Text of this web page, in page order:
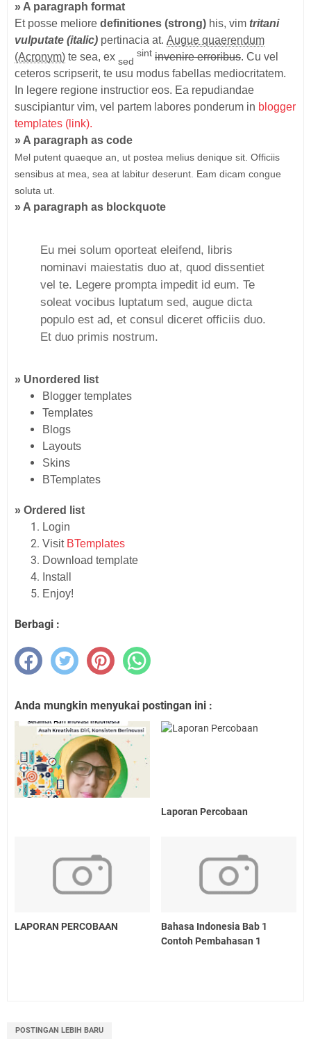
» A paragraph format
Et posse meliore definitiones (strong) his, vim tritani
vulputate (italic) pertinacia at. Augue quaerendum
(Acronym) te sea, ex sed
sint invenire erroribus. Cu vel
ceteros scripserit, te usu modus fabellas mediocritatem.
In legere regione instructior eos. Ea repudiandae
suscipiantur vim, vel partem labores ponderum in blogger
templates (link).
» A paragraph as code
Mel putent quaeque an, ut postea melius denique sit. Officiis
sensibus at mea, sea at labitur deserunt. Eam dicam congue
soluta ut.
» A paragraph as blockquote
Eu mei solum oporteat eleifend, libris
nominavi maiestatis duo at, quod dissentiet
vel te. Legere prompta impedit id eum. Te
soleat vocibus luptatum sed, augue dicta
populo est ad, et consul diceret officiis duo.
Et duo primis nostrum.
» Unordered list
Blogger templates
Templates
Blogs
Layouts
Skins
BTemplates
» Ordered list
Login
Visit BTemplates
Download template
Install
Enjoy!
Berbagi :
Anda mungkin menyukai postingan ini :
Laporan Percobaan
LAPORAN PERCOBAAN
Bahasa Indonesia Bab 1
Contoh Pembahasan 1
POSTINGAN LEBIH BARU